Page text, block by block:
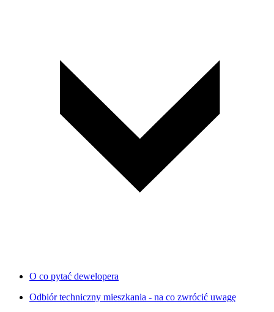
O co pytać dewelopera
Odbiór techniczny mieszkania - na co zwrócić uwagę